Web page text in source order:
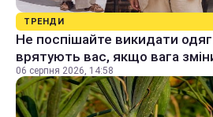
ТРЕНДИ
Не поспішайте викидати
врятують вас, якщо вага
06 серпня 2026, 14:58